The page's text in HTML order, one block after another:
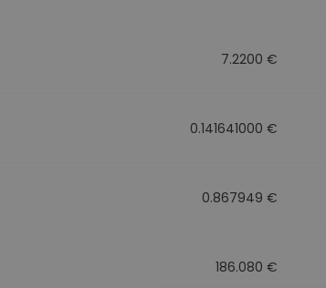
7.2200 €
0.141641000 €
0.867949 €
186.080 €